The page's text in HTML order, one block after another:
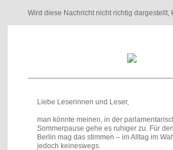
Wird diese Nachricht nicht richtig dargestellt,
Liebe Leserinnen und Leser,
man könnte meinen, in der
Sommerpause gehe es ruhiger zu. Für
Berlin mag das stimmen – im Alltag im
jedoch keineswegs.